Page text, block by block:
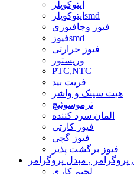
اپتوکوپلر
اپتوکوپلرsmd
فیوز وجافیوزی
فیوزsmd
فیوز حرارتی
وریستور
PTC,NTC
فریت بید
هیت سینک و واشر
ترموسوئیچ
المان سرد کننده
فیوز کارتی
فیوز گچی
فیوز برگشت پذیر
لحیم کاری